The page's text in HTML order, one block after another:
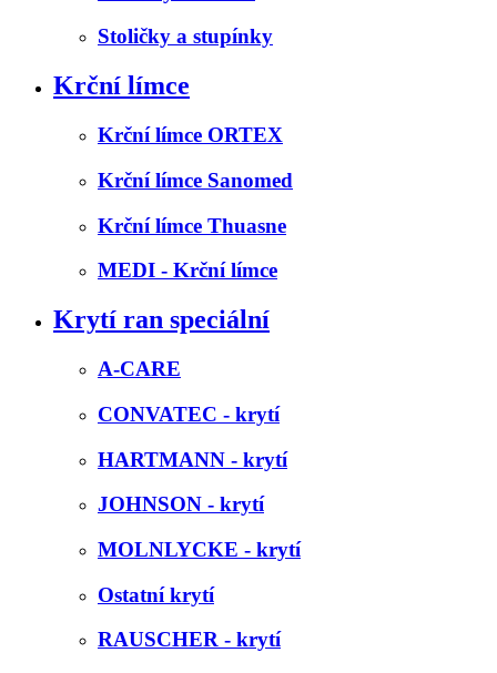
Stoličky a stupínky
Krční límce
Krční límce ORTEX
Krční límce Sanomed
Krční límce Thuasne
MEDI - Krční límce
Krytí ran speciální
A-CARE
CONVATEC - krytí
HARTMANN - krytí
JOHNSON - krytí
MOLNLYCKE - krytí
Ostatní krytí
RAUSCHER - krytí